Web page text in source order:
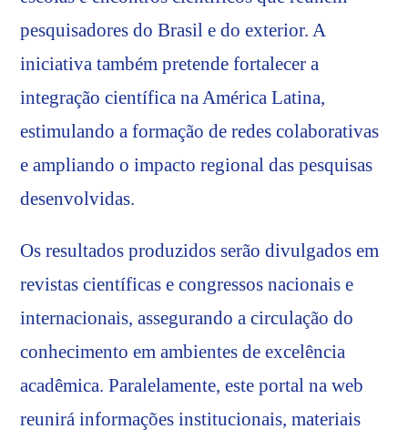
pesquisadores do Brasil e do exterior. A
iniciativa também pretende fortalecer a
integração científica na América Latina,
estimulando a formação de redes colaborativas
e ampliando o impacto regional das pesquisas
desenvolvidas.
Os resultados produzidos serão divulgados em
revistas científicas e congressos nacionais e
internacionais, assegurando a circulação do
conhecimento em ambientes de excelência
acadêmica. Paralelamente, este portal na web
reunirá informações institucionais, materiais